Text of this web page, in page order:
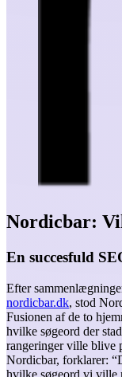
Nordicbar:
En succesfuld
Efter
nordicbar.dk, stod
Fusionen af de to
hvilke søgeord der
rangeringer ville blive
Nordicbar, forklarer:
hvilke søgeord vi ville